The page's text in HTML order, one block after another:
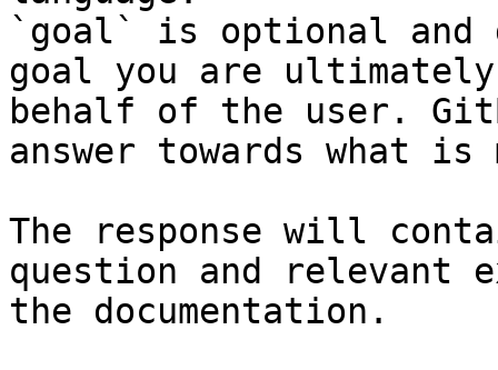
`goal` is optional and
goal you are
behalf of the user.
answer towards what
The response will
question and relevant
the documentation.